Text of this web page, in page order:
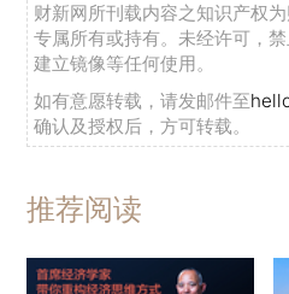
财新网所刊载内容之知识产权
专属所有或持有。未经许可，
建立镜像等任何使用。
如有意愿转载，请发邮件至
确认及授权后，方可转载。
推荐阅读